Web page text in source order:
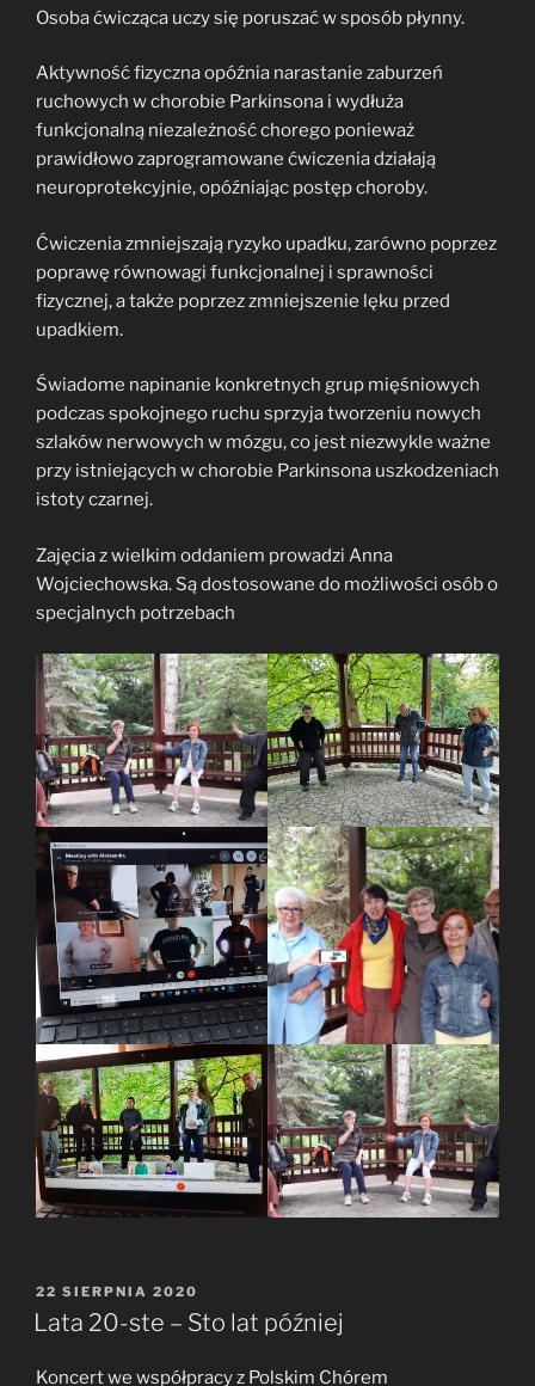
Osoba ćwicząca uczy się poruszać w sposób płynny.
Aktywność fizyczna opóźnia narastanie zaburzeń
ruchowych w chorobie Parkinsona i wydłuża
funkcjonalną niezależność chorego ponieważ
prawidłowo zaprogramowane ćwiczenia działają
neuroprotekcyjnie, opóźniając postęp choroby.
Ćwiczenia zmniejszają ryzyko upadku, zarówno poprzez
poprawę równowagi funkcjonalnej i sprawności
fizycznej, a także poprzez zmniejszenie lęku przed
upadkiem.
Świadome napinanie konkretnych grup mięśniowych
podczas spokojnego ruchu sprzyja tworzeniu nowych
szlaków nerwowych w mózgu, co jest niezwykle ważne
przy istniejących w chorobie Parkinsona uszkodzeniach
istoty czarnej.
Zajęcia z wielkim oddaniem prowadzi Anna
Wojciechowska. Są dostosowane do możliwości osób o
specjalnych potrzebach
OPUBLIKOWANE
W
22 SIERPNIA 2020
Lata 20-ste – Sto lat później
Koncert we współpracy z Polskim Chórem